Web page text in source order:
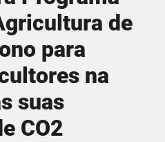
de
para
na
suas
CO2